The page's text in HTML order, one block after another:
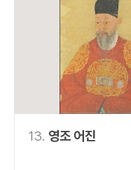
13. 영조 어진